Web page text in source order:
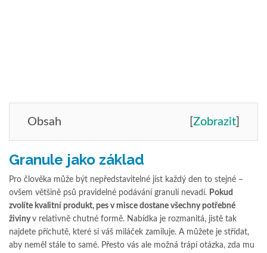
Obsah [Zobrazit]
Granule jako základ
Pro člověka může být nepředstavitelné jíst každý den to stejné –
ovšem většině psů pravidelné podávání granulí nevadí. Pokud
zvolíte kvalitní produkt, pes v misce dostane všechny potřebné
živinyv relativně chutné formě. Nabídka je rozmanitá, jistě tak
najdete příchutě, které si váš miláček zamiluje. A můžete je střídat,
aby neměl stále to samé. Přesto vás ale možná trápí otázka, zda mu